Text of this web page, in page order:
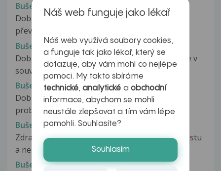
Bušení srdce
Dobrý den Je mi 22 let Již druhý měsíc 4x po
převozu do nemocnice mám bolesti...
Bušení srdce
Dobrý den, chtěl bych se zeptat na bušení srdce v
souvislosti s nachlazením...
Bušení srdce
Dobrý den, rád bych znal Váš názor na můj
problém. Je mi 22 let a poslední...
Bušení srdce
Zdravím, k doktorovi nemám v nejbližší době cestu
a neberu to až tak drasticky....
Bušení srdce
Náš web funguje jako lékař
Náš web využívá soubory cookies,
a funguje tak jako lékař, který se
dotazuje, aby vám mohl co nejlépe
pomoci. My takto sbíráme
technické,analytické a obchodní
informace, abychom se mohli
neustále zlepšovat a tím vám lépe
pomohli. Souhlasíte?
Souhlasím